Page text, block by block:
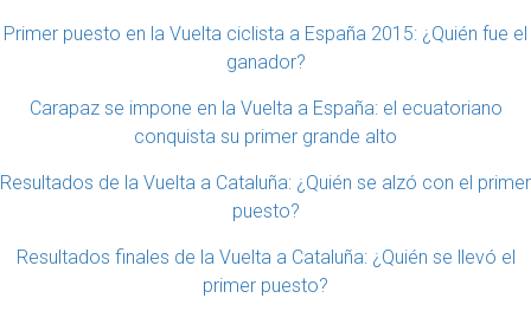
Primer puesto en la Vuelta ciclista a España 2015: ¿Quién fue el
ganador?
Carapaz se impone en la Vuelta a España: el ecuatoriano
conquista su primer grande alto
Resultados de la Vuelta a Cataluña: ¿Quién se alzó con el primer
puesto?
Resultados finales de la Vuelta a Cataluña: ¿Quién se llevó el
primer puesto?